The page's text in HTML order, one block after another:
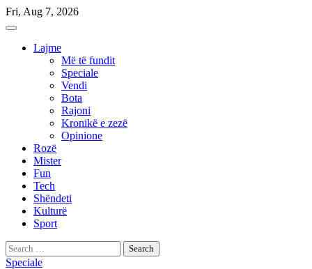
Skip
to
Fri, Aug 7, 2026
Lajme
Më të fundit
Speciale
Vendi
Bota
Rajoni
Kronikë e zezë
Opinione
Rozë
Mister
Fun
Tech
Shëndeti
Kulturë
Sport
Search
for:
Speciale